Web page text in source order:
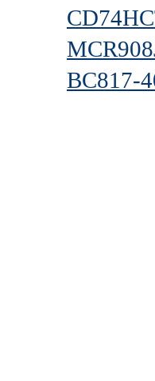
BC817-